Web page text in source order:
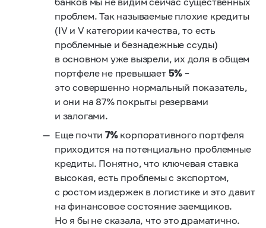
проблем. Так называемые плохие кредиты
(IV и V категории качества, то есть
проблемные и безнадежные ссуды)
в основном уже вызрели, их доля в общем
портфеле не превышает 5% –
это совершенно нормальный показатель,
и они на 87% покрыты резервами
и залогами.
Еще почти 7%корпоративного портфеля
приходится на потенциально проблемные
кредиты. Понятно, что ключевая ставка
высокая, есть проблемы с экспортом,
с ростом издержек в логистике и это давит
на финансовое состояние заемщиков.
Но я бы не сказала, что это драматично.